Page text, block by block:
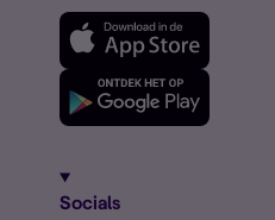
Socials